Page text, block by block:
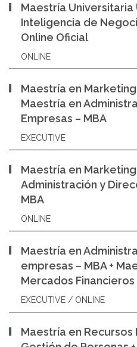
Maestría Universitaria
Inteligencia de
Online Oficial
ONLINE
Maestría en
Maestría en
Empresas – MBA
EXECUTIVE
Maestría en
Administración y
MBA
ONLINE
Maestría en
empresas – MBA +
Mercados Financieros
EXECUTIVE / ONLINE
Maestría en Recursos